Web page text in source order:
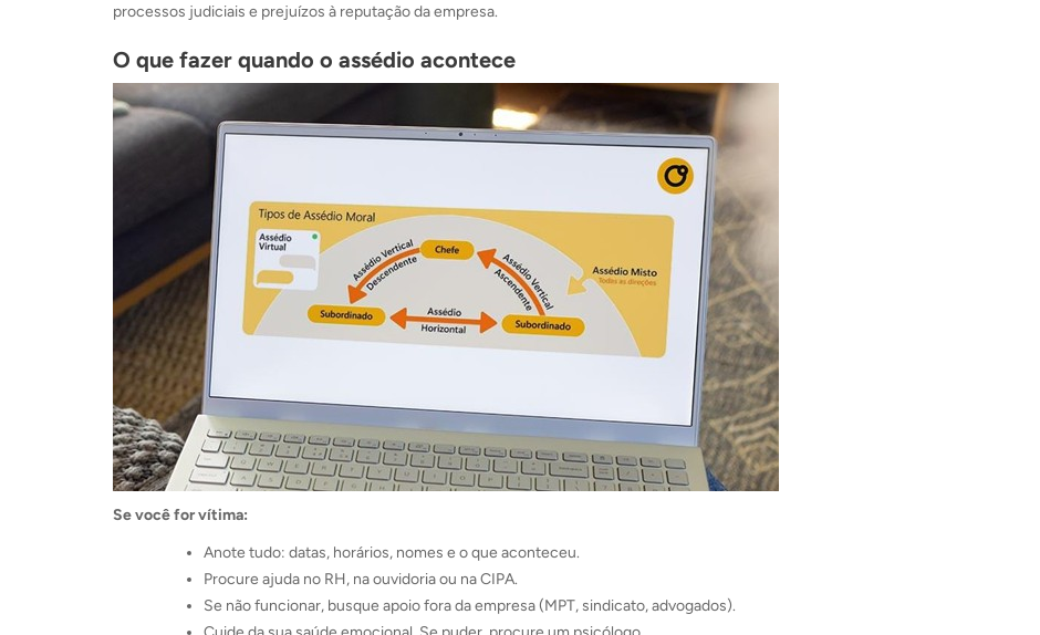
processos judiciais e prejuízos à reputação da empresa.
O que fazer quando o assédio acontece
Se você for vítima:
Anote tudo: datas, horários, nomes e o que aconteceu.
Procure ajuda no RH, na ouvidoria ou na CIPA.
Se não funcionar, busque apoio fora da empresa (MPT, sindicato, advogados).